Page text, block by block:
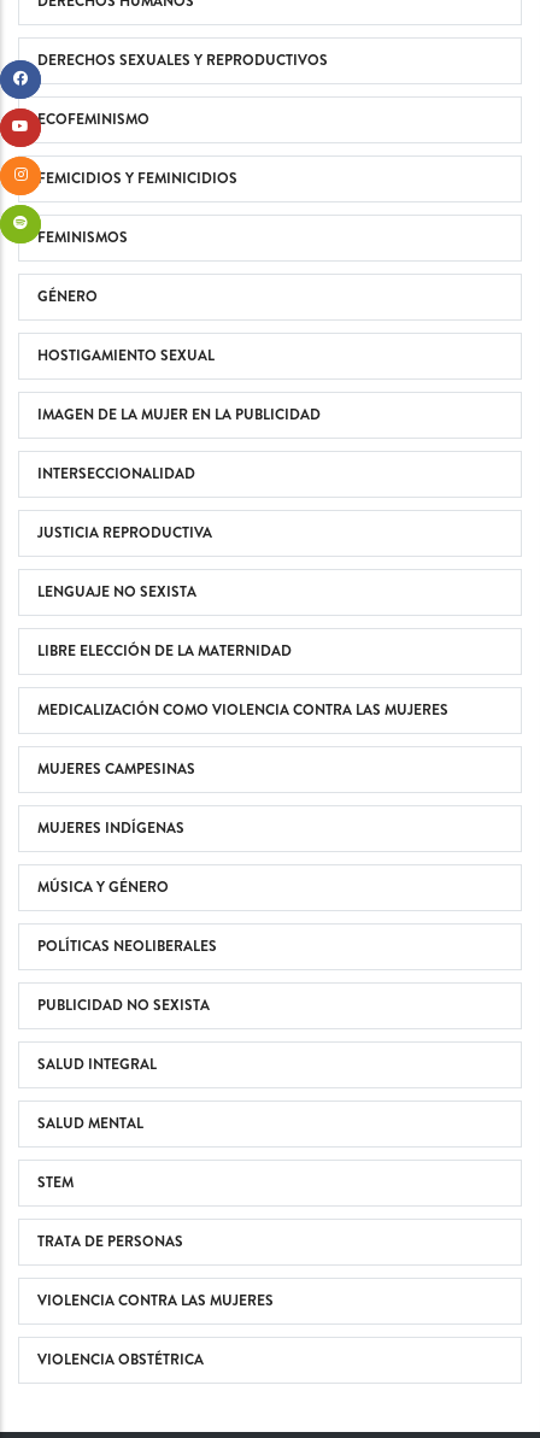
DERECHOS SEXUALES Y REPRODUCTIVOS
ECOFEMINISMO
FEMICIDIOS Y FEMINICIDIOS
FEMINISMOS
GÉNERO
HOSTIGAMIENTO SEXUAL
IMAGEN DE LA MUJER EN LA PUBLICIDAD
INTERSECCIONALIDAD
JUSTICIA REPRODUCTIVA
LENGUAJE NO SEXISTA
LIBRE ELECCIÓN DE LA MATERNIDAD
MEDICALIZACIÓN COMO VIOLENCIA CONTRA LAS MUJERES
MUJERES CAMPESINAS
MUJERES INDÍGENAS
MÚSICA Y GÉNERO
POLÍTICAS NEOLIBERALES
PUBLICIDAD NO SEXISTA
SALUD INTEGRAL
SALUD MENTAL
STEM
TRATA DE PERSONAS
VIOLENCIA CONTRA LAS MUJERES
VIOLENCIA OBSTÉTRICA